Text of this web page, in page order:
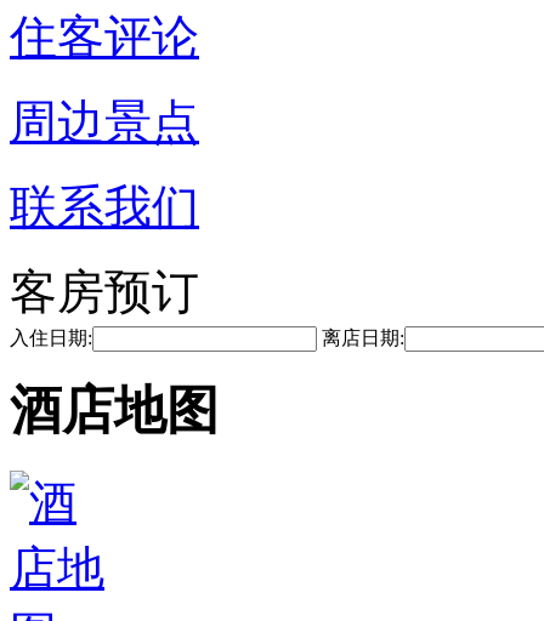
住客评论
周边景点
联系我们
客房预订
入住日期: 离店日期:
酒店地图